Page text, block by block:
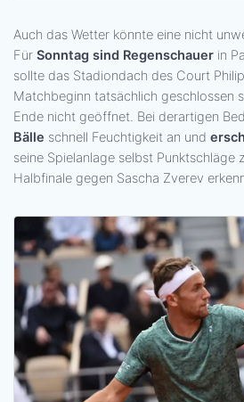
Auch das Wetter könnte eine nicht
Für Sonntag sind Regenschauer in
sollte das Stadiondach des Court
Matchbeginn tatsächlich geschlossen
Ende nicht geöffnet. Bei derartigen
Bälle schnell Feuchtigkeit an und
seine Spielanlage selbst Punktschläge
Halbfinale gegen Sascha Zverev